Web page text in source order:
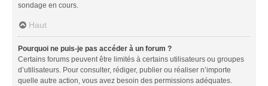
sondage en cours.
Haut
Pourquoi ne puis-je pas accéder à un forum ?
Certains forums peuvent être limités à certains utilisateurs ou groupes
d’utilisateurs. Pour consulter, rédiger, publier ou réaliser n’importe
quelle autre action, vous avez besoin des permissions adéquates.